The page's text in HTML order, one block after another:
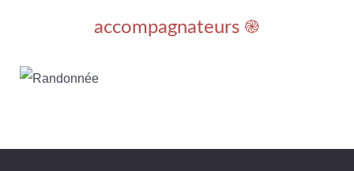
accompagnateurs ֎